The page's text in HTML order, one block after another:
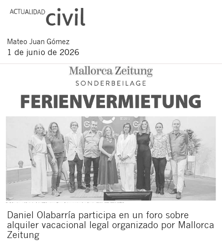
Mateo Juan Gómez
1 de junio de 2026
Daniel Olabarría participa en un foro sobre
alquiler vacacional legal organizado por Mallorca
Zeitung